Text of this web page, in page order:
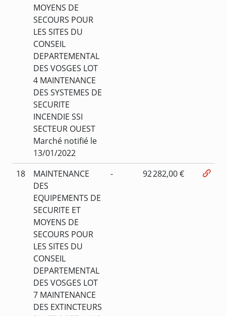
MOYENS DE
SECOURS POUR
LES SITES DU
CONSEIL
DEPARTEMENTAL
DES VOSGES LOT
4 MAINTENANCE
DES SYSTEMES DE
SECURITE
INCENDIE SSI
SECTEUR OUEST
Marché notifié le
13/01/2022
18
MAINTENANCE
DES
EQUIPEMENTS DE
SECURITE ET
MOYENS DE
SECOURS POUR
LES SITES DU
CONSEIL
DEPARTEMENTAL
DES VOSGES LOT
7 MAINTENANCE
DES EXTINCTEURS
- 92 282,00 €